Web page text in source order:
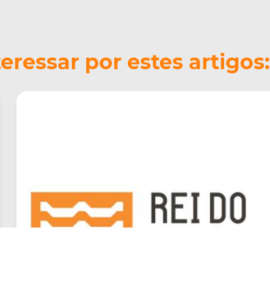
por estes artigos: